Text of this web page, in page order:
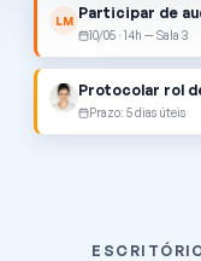
LM Participar de
10/05 · 14h — Sala 3
Protocolar rol
Prazo: 5 dias úteis